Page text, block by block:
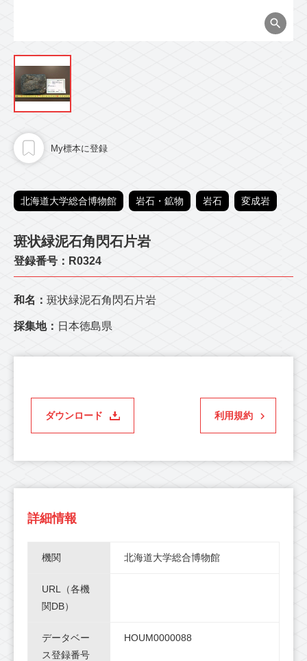
My標本に登録
北海道大学総合博物館 岩石・鉱物 岩石 変成岩
斑状緑泥石角閃石片岩
登録番号：R0324
和名： 斑状緑泥石角閃石片岩
採集地： 日本徳島県
ダウンロード 利用規約
詳細情報
機関 北海道大学総合博物館
URL（各機
関DB）
データベー
ス登録番号
HOUM0000088